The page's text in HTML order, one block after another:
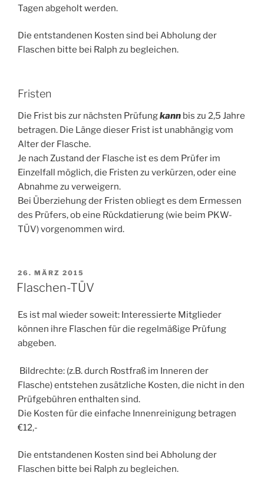
Tagen abgeholt werden.
Die entstandenen Kosten sind bei Abholung der
Flaschen bitte bei Ralph zu begleichen.
Fristen
Die Frist bis zur nächsten Prüfungkann bis zu 2,5 Jahre
betragen. Die Länge dieser Frist ist unabhängig vom
Alter der Flasche.
Je nach Zustand der Flasche ist es dem Prüfer im
Einzelfall möglich, die Fristen zu verkürzen, oder eine
Abnahme zu verweigern.
Bei Überziehung der Fristen obliegt es dem Ermessen
des Prüfers, ob eine Rückdatierung (wie beim PKW-
TÜV) vorgenommen wird.
VERÖFFENTLICHT
AM
26. MÄRZ 2015
Flaschen-TÜV
Es ist mal wieder soweit: Interessierte Mitglieder
können ihre Flaschen für die regelmäßige Prüfung
abgeben.
Bildrechte: (z.B. durch Rostfraß im Inneren der
Flasche) entstehen zusätzliche Kosten, die nicht in den
Prüfgebühren enthalten sind.
Die Kosten für die einfache Innenreinigung betragen
€12,-
Die entstandenen Kosten sind bei Abholung der
Flaschen bitte bei Ralph zu begleichen.